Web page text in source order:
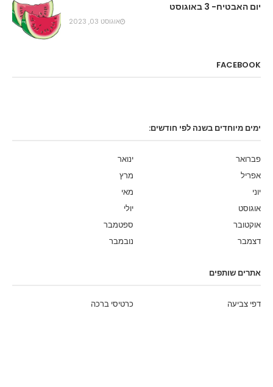
יום האבטיח- 3 באוגוסט
אוגוסט 03, 2023
FACEBOOK
ימים מיוחדים בשנה לפי חודשים:
ינואר
פברואר
מרץ
אפריל
מאי
יוני
יולי
אוגוסט
ספטמבר
אוקטובר
נובמבר
דצמבר
אתרים שותפים
כרטיסי ברכה דפי צביעה